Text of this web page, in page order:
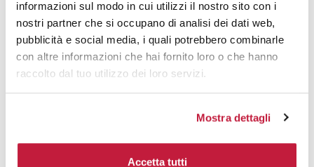
informazioni sul modo in cui utilizzi il nostro sito con i
nostri partner che si occupano di analisi dei dati web,
pubblicità e social media, i quali potrebbero combinarle
con altre informazioni che hai fornito loro o che hanno
raccolto dal tuo utilizzo dei loro servizi.
Mostra dettagli
Accetta tutti
Prodotti alternativi